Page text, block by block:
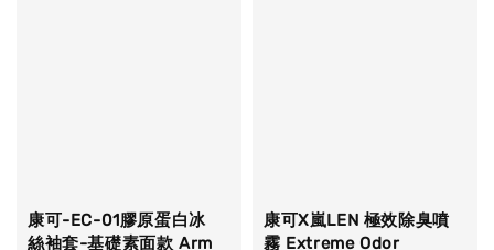
康可-EC-01膠原蛋白冰
絲袖套-基礎素面款 Arm
康可X嵐LEN 極效除臭噴
霧 Extreme Odor